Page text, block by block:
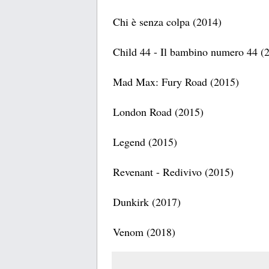
Chi è senza colpa (2014)
Child 44 - Il bambino numero 44
Mad Max: Fury Road (2015)
London Road (2015)
Legend (2015)
Revenant - Redivivo (2015)
Dunkirk (2017)
Venom (2018)